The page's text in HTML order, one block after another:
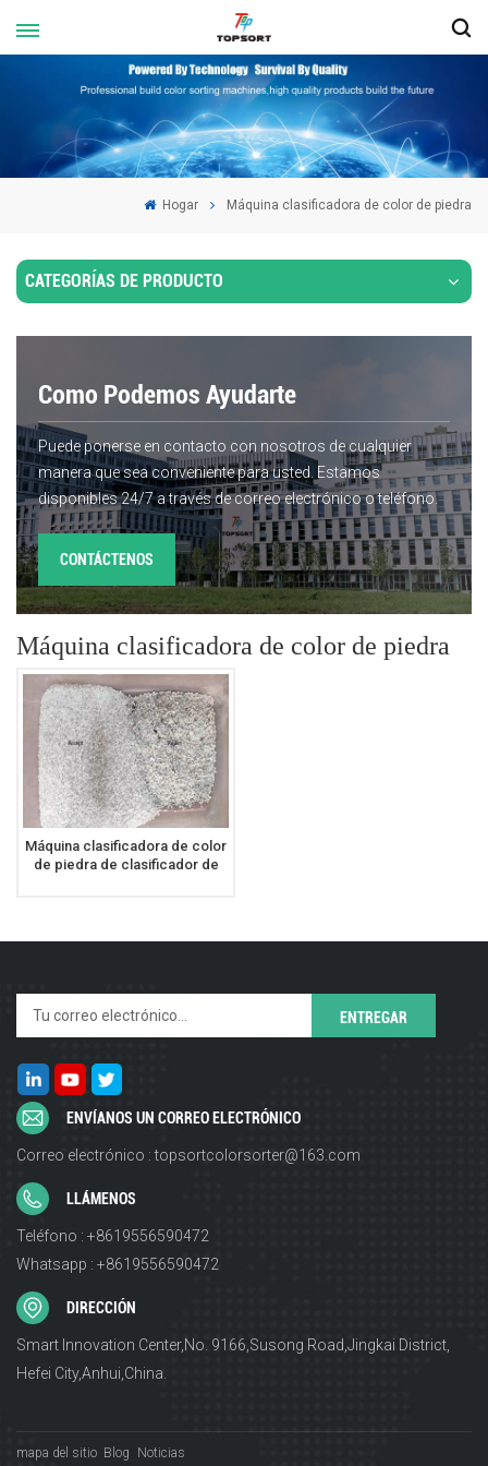
Hogar Máquina clasificadora de color de piedra
CATEGORÍAS DE PRODUCTO
Como Podemos Ayudarte
Puede ponerse en contacto con nosotros de cualquier
manera que sea conveniente para usted. Estamos
disponibles 24/7 a través de correo electrónico o teléfono.
CONTÁCTENOS
Máquina clasificadora de color de piedra
Máquina clasificadora de color
de piedra de clasificador de
ENVÍANOS UN CORREO ELECTRÓNICO
Correo electrónico : topsortcolorsorter@163.com
LLÁMENOS
Teléfono : +8619556590472
Whatsapp : +8619556590472
DIRECCIÓN
Smart Innovation Center,No. 9166,Susong Road,Jingkai District,
Hefei City,Anhui,China.
mapa del sitio Blog Noticias